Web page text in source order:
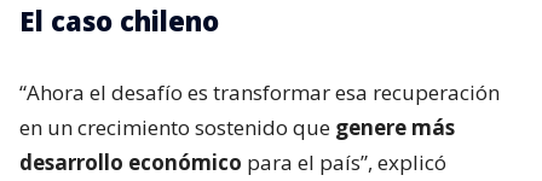
El caso chileno
“Ahora el desafío es transformar esa recuperación
en un crecimiento sostenido que genere más
desarrollo económico para el país”, explicó